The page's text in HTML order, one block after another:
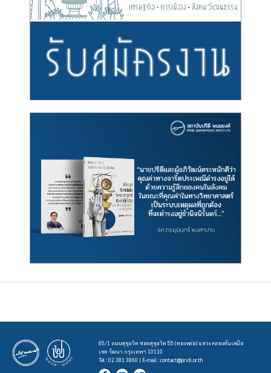
65/1 ถนนสุขุมวิท ซอยสุขุมวิท 55 (ทองหล่อ) แขวง คลองตันเหนือ
เขต วัฒนา กรุงเทพฯ 10110
Tel : 02 381 3860 | E-mail :contact@pridi.or.th